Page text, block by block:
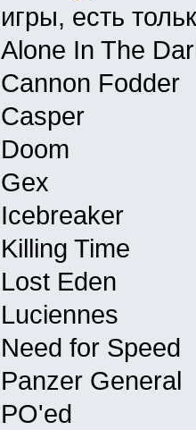
игры, есть
Alone In The
Cannon Fodder
Casper
Doom
Gex
Icebreaker
Killing Time
Lost Eden
Luciennes
Need for Speed
Panzer General
PO'ed